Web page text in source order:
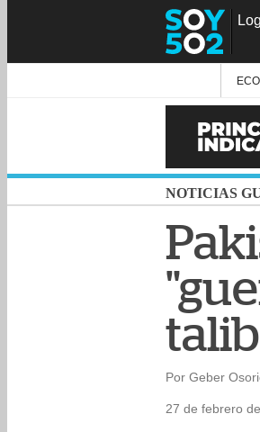
NOTICIAS
Por Geber
27 de febrero